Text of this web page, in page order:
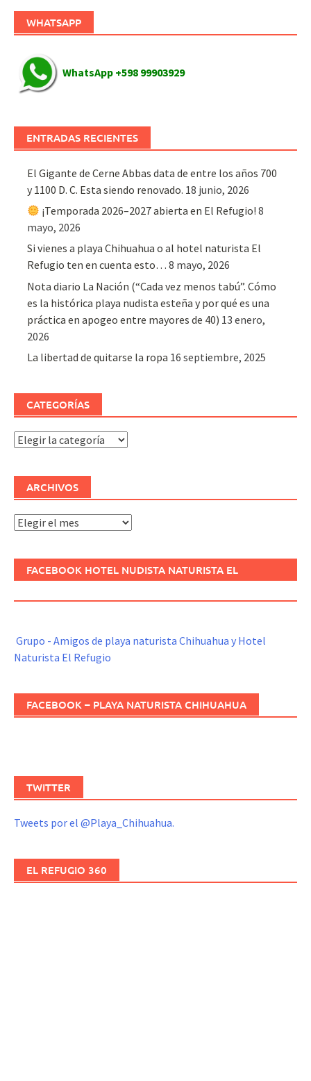
WHATSAPP
WhatsApp +598 99903929
ENTRADAS RECIENTES
El Gigante de Cerne Abbas data de entre los años 700
y 1100 D. C. Esta siendo renovado. 18 junio, 2026
¡Temporada 2026–2027 abierta en El Refugio! 8
mayo, 2026
Si vienes a playa Chihuahua o al hotel naturista El
Refugio ten en cuenta esto… 8 mayo, 2026
Nota diario La Nación (“Cada vez menos tabú”. Cómo
es la histórica playa nudista esteña y por qué es una
práctica en apogeo entre mayores de 40) 13 enero,
2026
La libertad de quitarse la ropa 16 septiembre, 2025
CATEGORÍAS
Categorías
ARCHIVOS
Archivos
FACEBOOK HOTEL NUDISTA NATURISTA EL
Grupo - Amigos de playa naturista Chihuahua y Hotel
Naturista El Refugio
FACEBOOK – PLAYA NATURISTA CHIHUAHUA
TWITTER
Tweets por el @Playa_Chihuahua.
EL REFUGIO 360